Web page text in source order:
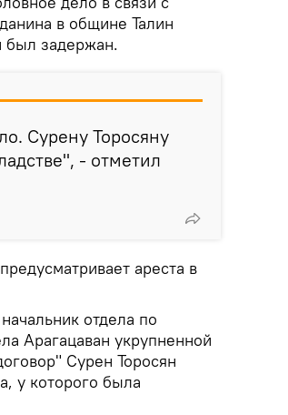
в общине Талин
был задержан.
Сурену Торосяну
- отметил
ареста в
отдела по
Арагацаван укрупненной
Сурен Торосян
у которого была